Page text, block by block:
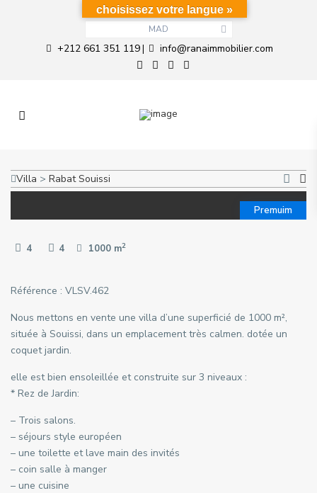
MAD
+212 661 351 119| info@ranaimmobilier.com
Villa > Rabat Souissi
Premuim
4 4 1000 m2
Référence : VLSV.462
Nous mettons en vente une villa d’une superficié de 1000 m²,
située à Souissi, dans un emplacement très calmen. dotée un
coquet jardin.
elle est bien ensoleillée et construite sur 3 niveaux :
* Rez de Jardin:
– Trois salons.
– séjours style européen
– une toilette et lave main des invités
– coin salle à manger
– une cuisine
choisissez votre langue »